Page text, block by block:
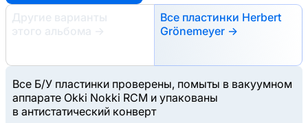
Другие варианты
этого альбома
→
Все пластинки Herbert
Grönemeyer →
Все Б/У пластинки проверены, помыты в вакуумном
аппарате Okki Nokki RCM и упакованы
в антистатический конверт